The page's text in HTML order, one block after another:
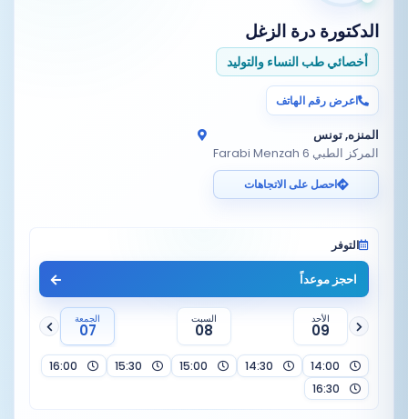
الدكتورةدرة الزغل
أخصائي طب النساء والتوليد
اعرض رقم الهاتف
المنزه, تونس
المركز الطبي Farabi Menzah 6
احصل على الاتجاهات
التوفر
احجز موعداً
الأحد
09
السبت
08
الجمعة
07